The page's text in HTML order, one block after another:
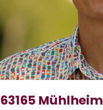
63165 Mühlheim